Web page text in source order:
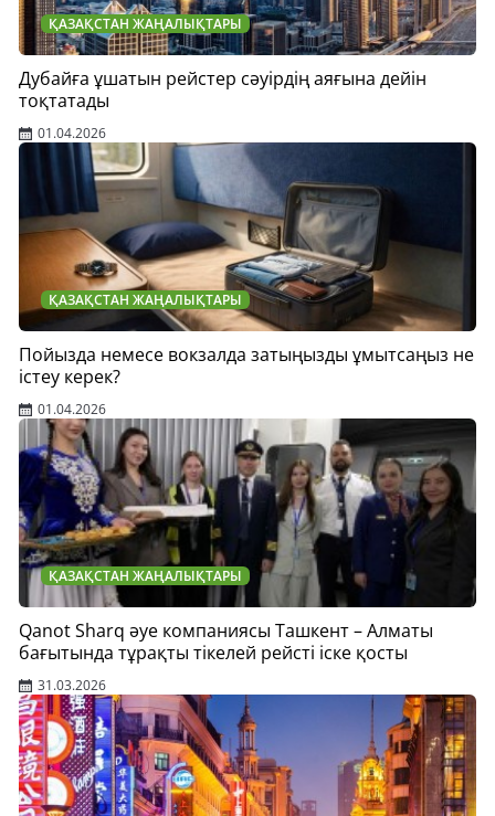
ҚАЗАҚСТАН ЖАҢАЛЫҚТАРЫ
Дубайға ұшатын рейстер сәуірдің аяғына дейін
тоқтатады
01.04.2026
ҚАЗАҚСТАН ЖАҢАЛЫҚТАРЫ
Пойызда немесе вокзалда затыңызды ұмытсаңыз не
істеу керек?
01.04.2026
ҚАЗАҚСТАН ЖАҢАЛЫҚТАРЫ
Qanot Sharq әуе компаниясы Ташкент – Алматы
бағытында тұрақты тікелей рейсті іске қосты
31.03.2026